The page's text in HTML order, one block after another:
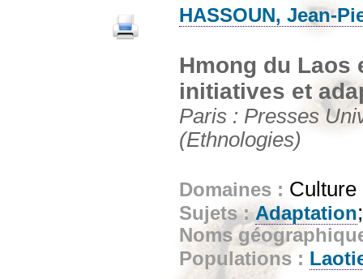
HASSOUN, Jean-
Hmong du Laos
initiatives et
Paris : Presses
(Ethnologies)
Domaines : Culture
Sujets :Adaptation
Noms
Populations :